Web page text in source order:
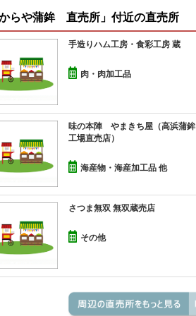
らや蒲鉾 直売所」付近の直売所
手造りハム工房・食彩工房 蔵
肉・肉加工品
味の本陣 やまきち屋（高浜蒲鉾
工場直売店）
海産物・海産加工品 他
さつま無双 無双蔵売店
その他